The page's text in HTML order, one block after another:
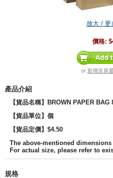
放大 / 更
價格:
or 新增至喜
產品介紹
【貨品名稱】BROWN PAPER BAG
【貨品單位】個
【貨品定價】$4.50
The above-mentioned
For actual size, please refer to
規格